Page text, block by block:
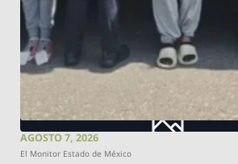
AGOSTO 7, 2026
El Monitor Estado de México